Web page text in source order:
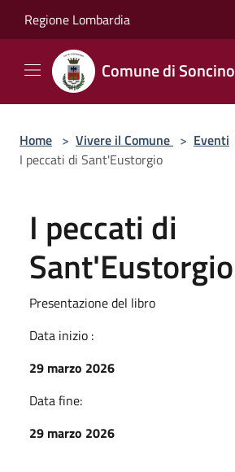
Regione Lombardia
Comune di Soncino
Home > Vivere il Comune > Eventi
I peccati di Sant'Eustorgio
I peccati di
Sant'Eustorgio
Presentazione del libro
Data inizio :
29 marzo 2026
Data fine:
29 marzo 2026